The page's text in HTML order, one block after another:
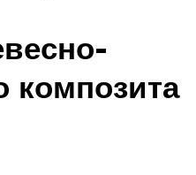
композита